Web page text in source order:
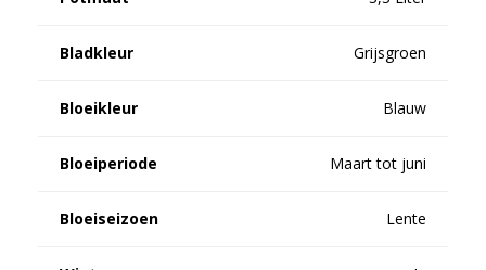
Bladkleur Grijsgroen
Bloeikleur Blauw
Bloeiperiode Maart tot juni
Bloeiseizoen Lente